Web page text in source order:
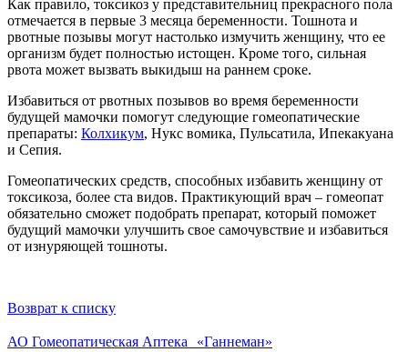
Как правило, токсикоз у представительниц прекрасного пола
отмечается в первые 3 месяца беременности. Тошнота и
рвотные позывы могут настолько измучить женщину, что ее
организм будет полностью истощен. Кроме того, сильная
рвота может вызвать выкидыш на раннем сроке.
Избавиться от рвотных позывов во время беременности
будущей мамочки помогут следующие гомеопатические
препараты: Колхикум, Нукс вомика, Пульсатила, Ипекакуана
и Сепия.
Гомеопатических средств, способных избавить женщину от
токсикоза, более ста видов. Практикующий врач – гомеопат
обязательно сможет подобрать препарат, который поможет
будущий мамочки улучшить свое самочувствие и избавиться
от изнуряющей тошноты.
Возврат к списку
АО Гомеопатическая Аптека «Ганнеман»